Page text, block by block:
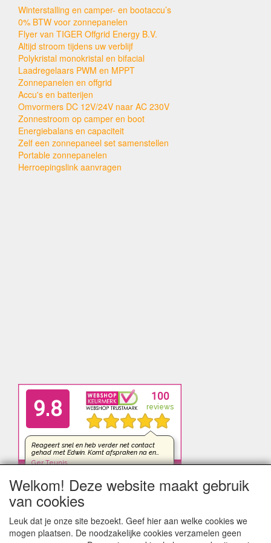
Winterstalling en camper- en bootaccu’s
0% BTW voor zonnepanelen
Flyer van TIGER Offgrid Energy B.V.
Altijd stroom tijdens uw verblijf
Polykristal monokristal en bifacial
Laadregelaars PWM en MPPT
Zonnepanelen en offgrid
Accu's en batterijen
Omvormers DC 12V/24V naar AC 230V
Zonnestroom op camper en boot
Energiebalans en capaciteit
Zelf een zonnepaneel set samenstellen
Portable zonnepanelen
Herroepingslink aanvragen
Welkom! Deze website maakt gebruik
van cookies
Leuk dat je onze site bezoekt. Geef hier aan welke cookies we
mogen plaatsen. De noodzakelijke cookies verzamelen geen